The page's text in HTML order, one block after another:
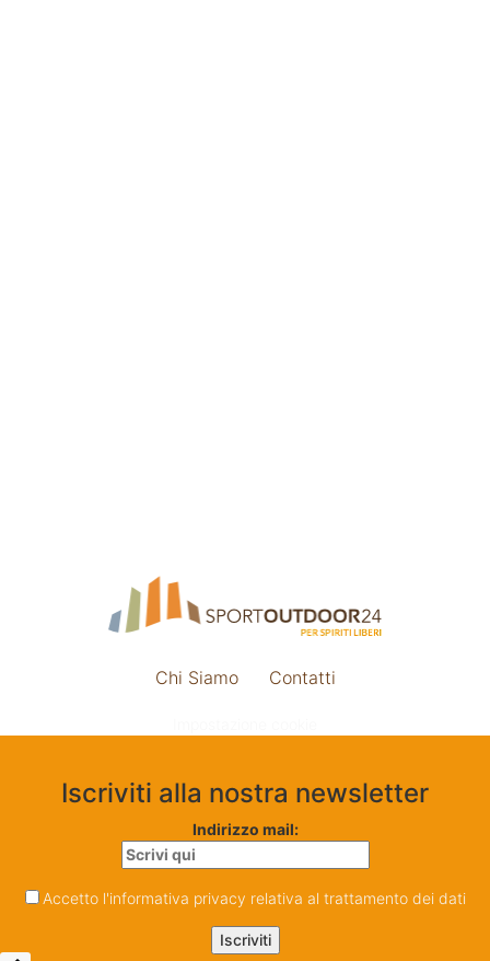
Chi Siamo Contatti
Iscriviti alla nostra newsletter
Indirizzo mail:
Accetto l'informativa privacy relativa al trattamento dei dati